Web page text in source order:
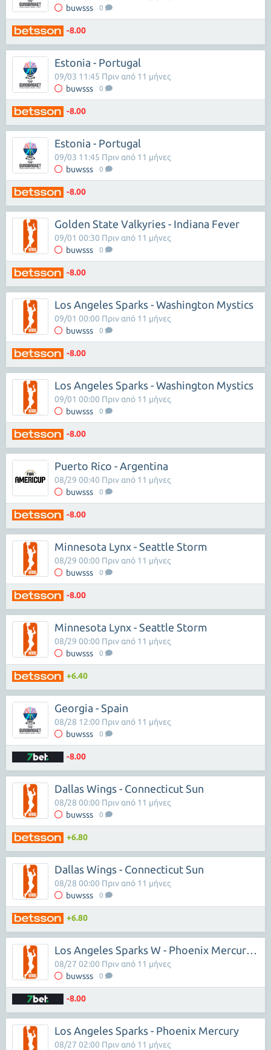
buwsss 0
-8.00
Estonia - Portugal
buwsss 0
09/03 11:45 Πριν από 11 μήνες
-8.00
Estonia - Portugal
buwsss 0
09/03 11:45 Πριν από 11 μήνες
-8.00
Golden State Valkyries - Indiana Fever
buwsss 0
09/01 00:30 Πριν από 11 μήνες
-8.00
Los Angeles Sparks - Washington Mystics
buwsss 0
09/01 00:00 Πριν από 11 μήνες
-8.00
Los Angeles Sparks - Washington Mystics
buwsss 0
09/01 00:00 Πριν από 11 μήνες
-8.00
Puerto Rico - Argentina
buwsss 0
08/29 00:40 Πριν από 11 μήνες
-8.00
Minnesota Lynx - Seattle Storm
buwsss 0
08/29 00:00 Πριν από 11 μήνες
-8.00
Minnesota Lynx - Seattle Storm
buwsss 0
08/29 00:00 Πριν από 11 μήνες
+6.40
Georgia - Spain
buwsss 0
08/28 12:00 Πριν από 11 μήνες
-8.00
Dallas Wings - Connecticut Sun
buwsss 0
08/28 00:00 Πριν από 11 μήνες
+6.80
Dallas Wings - Connecticut Sun
buwsss 0
08/28 00:00 Πριν από 11 μήνες
+6.80
Los Angeles Sparks W - Phoenix Mercury W
buwsss 0
08/27 02:00 Πριν από 11 μήνες
-8.00
Los Angeles Sparks - Phoenix Mercury
08/27 02:00 Πριν από 11 μήνες